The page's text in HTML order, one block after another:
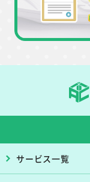
サービス一覧